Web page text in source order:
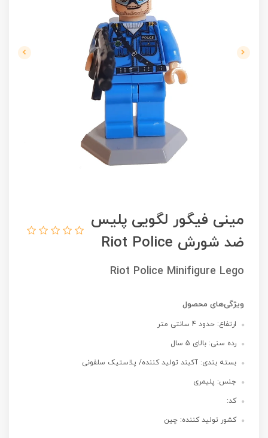
مینی فیگور لگویی پلیس
ضد شورش Riot Police
Riot Police Minifigure Lego
ویژگی‌های محصول
ارتفاع: حدود 4 سانتی متر
رده سنی: بالای 5 سال
بسته بندی: آکبند تولید کننده/ پلاستیک سلفونی
جنس: پلیمری
کد:
کشور تولید کننده: چین